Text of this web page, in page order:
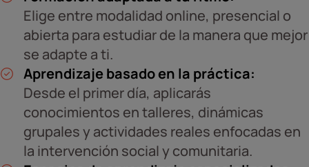
Elige entre modalidad online, presencial o
abierta para estudiar de la manera que mejor
se adapte a ti.
Aprendizaje basado en la práctica:
Desde el primer día, aplicarás
conocimientos en talleres, dinámicas
grupales y actividades reales enfocadas en
la intervención social y comunitaria.